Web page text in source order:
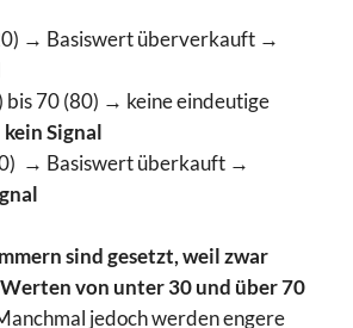
→ Basiswert überverkauft →
bis 70 (80) → keine eindeutige
kein Signal
→ Basiswert überkauft →
sind gesetzt, weil zwar
von unter 30 und über 70
jedoch werden engere